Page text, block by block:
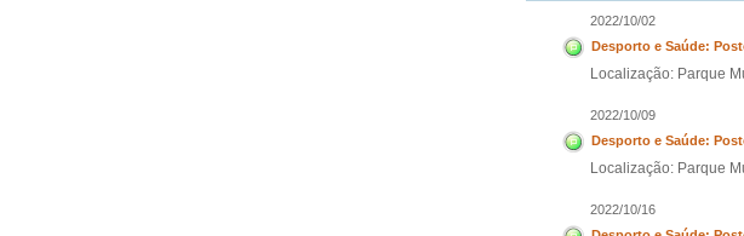
2022/10/02
Desporto e Saúde:
Localização: Parque
2022/10/09
Desporto e Saúde:
Localização: Parque
2022/10/16